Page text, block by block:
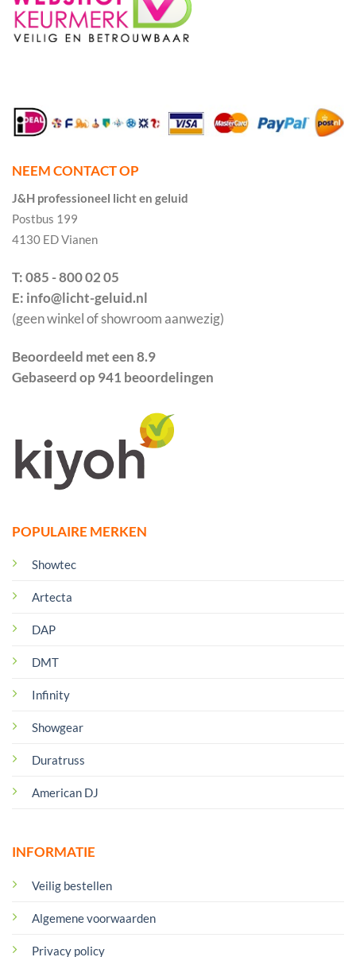
POPULAIRE MERKEN
Showtec
Artecta
DAP
DMT
Infinity
Showgear
Duratruss
American DJ
INFORMATIE
Veilig bestellen
Algemene voorwaarden
Privacy policy
NEEM CONTACT OP
J&H professioneel licht en geluid
Postbus 199
4130 ED Vianen
T: 085 - 800 02 05
E: info@licht-geluid.nl
(geen winkel of showroom aanwezig)
Beoordeeld met een 8.9
Gebaseerd op 941 beoordelingen